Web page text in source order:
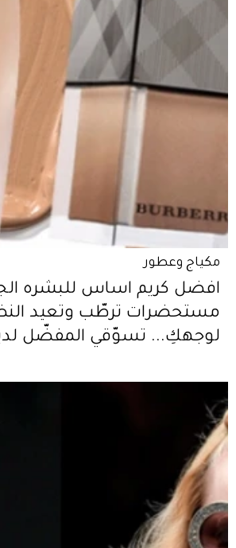
مكياج وعطور
مستحضرات ترطّب وتعيد
لوجهكِ... تسوّقي المفضّل